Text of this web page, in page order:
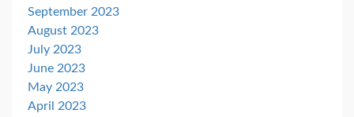
September 2023
August 2023
July 2023
June 2023
May 2023
April 2023